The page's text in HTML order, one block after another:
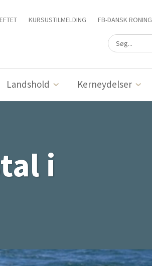
KURSUSTILMELDING FB-DANSK RONING
Landshold Kerneydelser
i